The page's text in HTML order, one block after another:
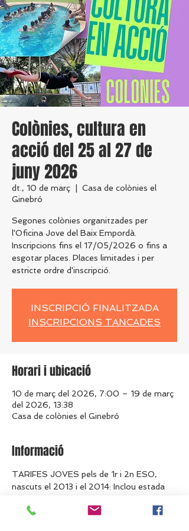
Colònies, cultura en
acció del 25 al 27 de
juny 2026
dt., 10 de març
Casa de colònies el
Ginebró
Segones colònies organitzades per
l'Oficina Jove del Baix Empordà.
Inscripcions fins el 17/05/2026 o fins a
esgotar places. Places limitades i per
estricte ordre d'inscripció.
INSCRIPCIÓ FINALITZADA
INSCRIPCIONS TANCADES
Horari i ubicació
10 de març del 2026, 7:00 – 19 de març
del 2026, 13:38
Casa de colònies el Ginebró
Informació
TARIFES JOVES pels de 1r i 2n ESO,
nascuts el 2013 i el 2014: Inclou estada
casa de colònies el Ginebró), activitats,